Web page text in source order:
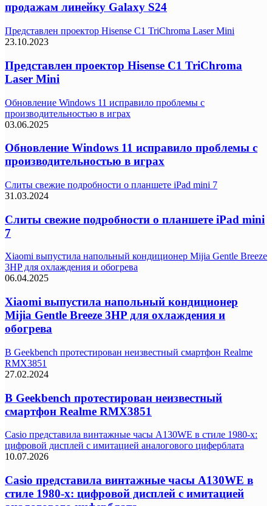
продажам линейку Galaxy S24
Представлен проектор Hisense C1 TriChroma Laser Mini
23.10.2023
Представлен проектор Hisense C1 TriChroma
Laser Mini
Обновление Windows 11 исправило проблемы с
производительностью в играх
03.06.2025
Обновление Windows 11 исправило проблемы с
производительностью в играх
Слиты свежие подробности о планшете iPad mini 7
31.03.2024
Слиты свежие подробности о планшете iPad mini
7
Xiaomi выпустила напольный кондиционер Mijia Gentle Breeze
3HP для охлаждения и обогрева
06.04.2025
Xiaomi выпустила напольный кондиционер
Mijia Gentle Breeze 3HP для охлаждения и
обогрева
В Geekbench протестирован неизвестный смартфон Realme
RMX3851
27.02.2024
В Geekbench протестирован неизвестный
смартфон Realme RMX3851
Casio представила винтажные часы A130WE в стиле 1980-х:
цифровой дисплей с имитацией аналогового циферблата
10.07.2026
Casio представила винтажные часы A130WE в
стиле 1980-х: цифровой дисплей с имитацией